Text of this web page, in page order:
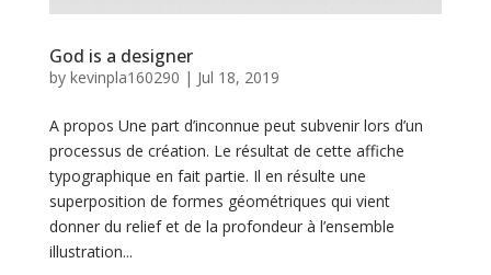
God is a designer
by kevinpla160290 | Jul 18, 2019
A propos Une part d’inconnue peut subvenir lors d’un
processus de création. Le résultat de cette affiche
typographique en fait partie. Il en résulte une
superposition de formes géométriques qui vient
donner du relief et de la profondeur à l’ensemble
illustration...